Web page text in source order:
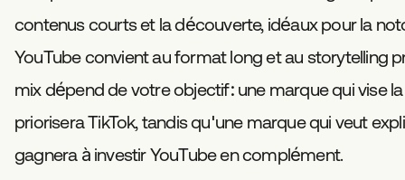
contenus courts et la découverte, idéaux pour la
YouTube convient au format long et au storytelling
mix dépend de votre objectif: une marque qui vise
priorisera TikTok, tandis qu'une marque qui veut
gagnera à investir YouTube en complément.